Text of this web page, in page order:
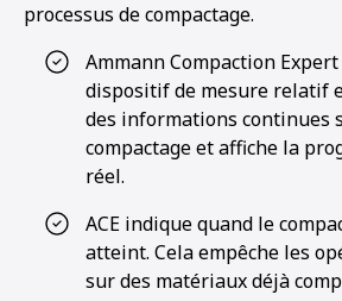
processus de compactage.
Ammann Compaction Expert
dispositif de mesure relatif
des informations continues
compactage et affiche la
réel.
ACE indique quand le
atteint. Cela empêche les
sur des matériaux déjà